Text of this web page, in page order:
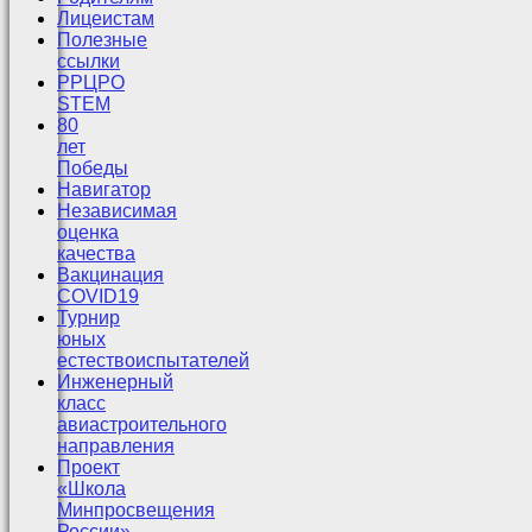
Лицеистам
Полезные
ссылки
РРЦРО
STEM
80
лет
Победы
Навигатор
Независимая
оценка
качества
Вакцинация
COVID19
Турнир
юных
естествоиспытателей
Инженерный
класс
авиастроительного
направления
Проект
«Школа
Минпросвещения